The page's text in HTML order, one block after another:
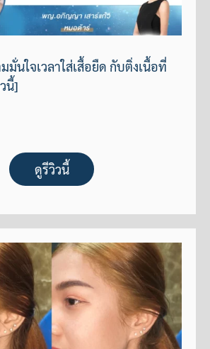
มั่นใจเวลาใส่เสื้อยืด กับติ่งเนื้อที่
นี้]
ดูรีวิวนี้